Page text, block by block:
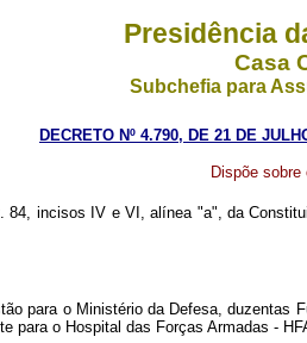
Presidência
Casa
Subchefia para
DECRETO Nº 4.790, DE 21 DE
Dispõe
84, incisos IV e VI, alínea "a", da
para o Ministério da Defesa,
para o Hospital das Forças Armadas -